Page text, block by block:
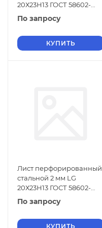
20Х23Н13 ГОСТ 58602-
2019
По запросу
КУПИТЬ
Лист перфорированный
стальной 2 мм LG
20Х23Н13 ГОСТ 58602-
2019
По запросу
КУПИТЬ